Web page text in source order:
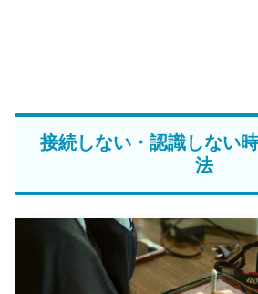
接続しない・認識しない
法